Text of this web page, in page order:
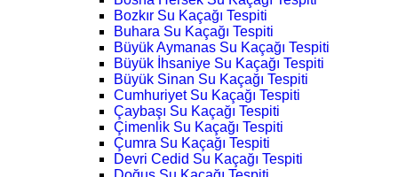
Bozkır Su Kaçağı Tespiti
Buhara Su Kaçağı Tespiti
Büyük Aymanas Su Kaçağı Tespiti
Büyük İhsaniye Su Kaçağı Tespiti
Büyük Sinan Su Kaçağı Tespiti
Cumhuriyet Su Kaçağı Tespiti
Çaybaşı Su Kaçağı Tespiti
Çimenlik Su Kaçağı Tespiti
Çumra Su Kaçağı Tespiti
Devri Cedid Su Kaçağı Tespiti